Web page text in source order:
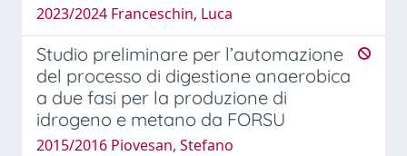
2023/2024 Franceschin, Luca
Studio preliminare per l’automazione
del processo di digestione anaerobica
a due fasi per la produzione di
idrogeno e metano da FORSU
2015/2016 Piovesan, Stefano